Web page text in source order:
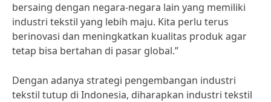
bersaing dengan negara-negara lain yang memiliki
industri tekstil yang lebih maju. Kita perlu terus
berinovasi dan meningkatkan kualitas produk agar
tetap bisa bertahan di pasar global.”
Dengan adanya strategi pengembangan industri
tekstil tutup di Indonesia, diharapkan industri tekstil